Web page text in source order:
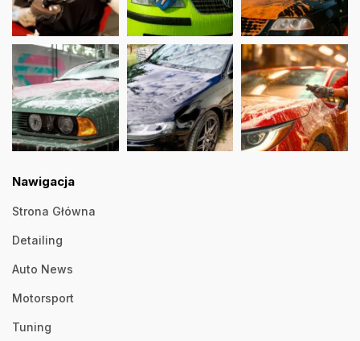
Nawigacja
Strona Główna
Detailing
Auto News
Motorsport
Tuning